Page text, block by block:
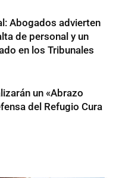
Abogados advierten
de personal y un
en los Tribunales
un «Abrazo
del Refugio Cura